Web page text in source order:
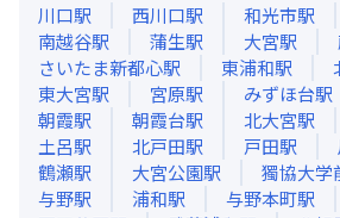
川口駅 西川口駅 和光市駅
南越谷駅 蒲生駅 大宮駅
さいたま新都心駅 東浦和駅
東大宮駅 宮原駅 みずほ台駅
朝霞駅 朝霞台駅 北大宮駅
土呂駅 北戸田駅 戸田駅
鶴瀬駅 大宮公園駅 獨協大学
与野駅 浦和駅 与野本町駅